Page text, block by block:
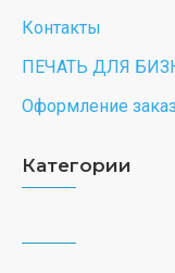
Контакты
ПЕЧАТЬ ДЛЯ
Оформление
Категории